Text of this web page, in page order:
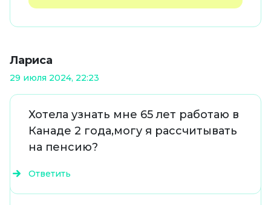
Лариса
29 июля 2024, 22:23
Хотела узнать мне 65 лет работаю в
Канаде 2 года,могу я рассчитывать
на пенсию?
Ответить